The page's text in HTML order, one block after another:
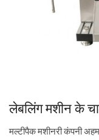
लेबलिंग मशीन के
मल्टीपैक मशीनरी कंपनी